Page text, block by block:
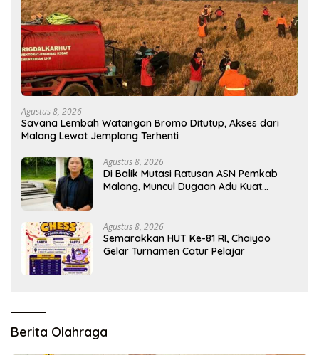
Agustus 8, 2026
Savana Lembah Watangan Bromo Ditutup, Akses dari
Malang Lewat Jemplang Terhenti
Agustus 8, 2026
Di Balik Mutasi Ratusan ASN Pemkab
Malang, Muncul Dugaan Adu Kuat
Agustus 8, 2026
Semarakkan HUT Ke-81 RI, Chaiyoo
Gelar Turnamen Catur Pelajar
Berita Olahraga